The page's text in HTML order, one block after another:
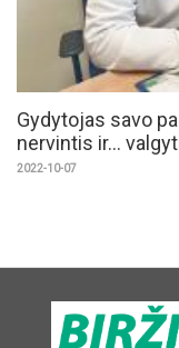
Gydytojas savo
nervintis ir...
2022-10-07